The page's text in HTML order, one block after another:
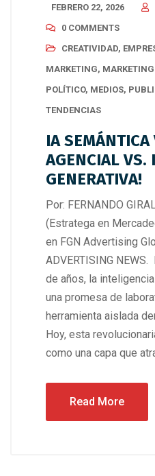
FEBRERO 22, 2026
0 COMMENTS
CREATIVIDAD,
MARKETING,
POLÍTICO, MEDIOS,
TENDENCIAS
IA SEMÁNTICA
AGENCIAL VS.
GENERATIVA!
Por: FERNANDO
(Estratega en
en FGN Advertising
ADVERTISING
de años, la
una promesa de
herramienta aislada
Hoy, esta
como una capa que
Read More